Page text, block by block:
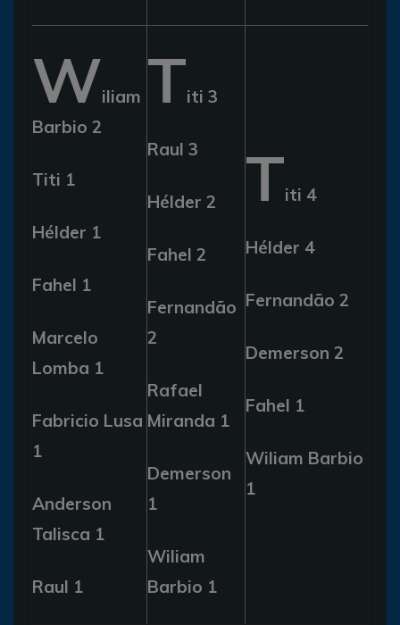
Wiliam
Barbio 2
Titi 1
Hélder 1
Fahel 1
Marcelo
Lomba 1
Fabricio Lusa
1
Anderson
Talisca 1
Raul 1
Titi 3
Raul 3
Hélder 2
Fahel 2
Fernandão
2
Rafael
Miranda 1
Demerson
1
Wiliam
Barbio 1
Titi 4
Hélder 4
Fernandão 2
Demerson 2
Fahel 1
Wiliam Barbio
1